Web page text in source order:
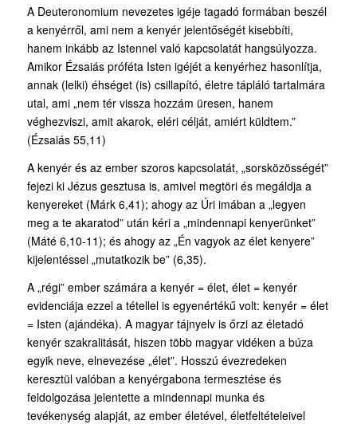
A Deuteronomium nevezetes igéje tagadó formában beszél
a kenyérről, ami nem a kenyér jelentőségét kisebbíti,
hanem inkább az Istennel való kapcsolatát hangsúlyozza.
Amikor Ézsaiás próféta Isten igéjét a kenyérhez hasonlítja,
annak (lelki) éhséget (is) csillapító, életre tápláló tartalmára
utal, ami „nem tér vissza hozzám üresen, hanem
véghezviszi, amit akarok, eléri célját, amiért küldtem.”
(Ézsaiás 55,11)
A kenyér és az ember szoros kapcsolatát, „sorsközösségét”
fejezi ki Jézus gesztusa is, amivel megtöri és megáldja a
kenyereket (Márk 6,41); ahogy az Úri imában a „legyen
meg a te akaratod” után kéri a „mindennapi kenyerünket”
(Máté 6,10-11); és ahogy az „Én vagyok az élet kenyere”
kijelentéssel „mutatkozik be” (6,35).
A „régi” ember számára a kenyér = élet, élet = kenyér
evidenciája ezzel a tétellel is egyenértékű volt: kenyér = élet
= Isten (ajándéka). A magyar tájnyelv is őrzi az életadó
kenyér szakralitását, hiszen több magyar vidéken a búza
egyik neve, elnevezése „élet”. Hosszú évezredeken
keresztül valóban a kenyérgabona termesztése és
feldolgozása jelentette a mindennapi munka és
tevékenység alapját, az ember életével, életfeltételeivel